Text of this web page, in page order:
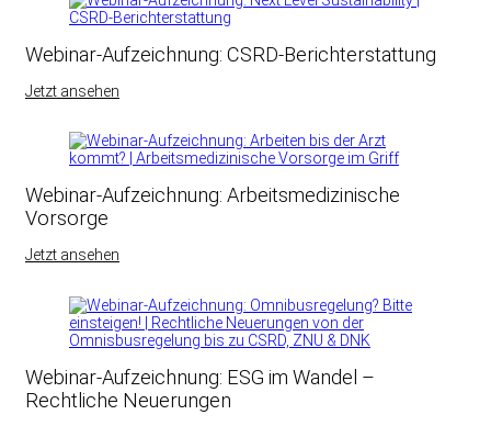
Webinar-Aufzeichnung: CSRD-Berichterstattung
Jetzt ansehen
Webinar-Aufzeichnung: Arbeitsmedizinische
Vorsorge
Jetzt ansehen
Webinar-Aufzeichnung: ESG im Wandel –
Rechtliche Neuerungen